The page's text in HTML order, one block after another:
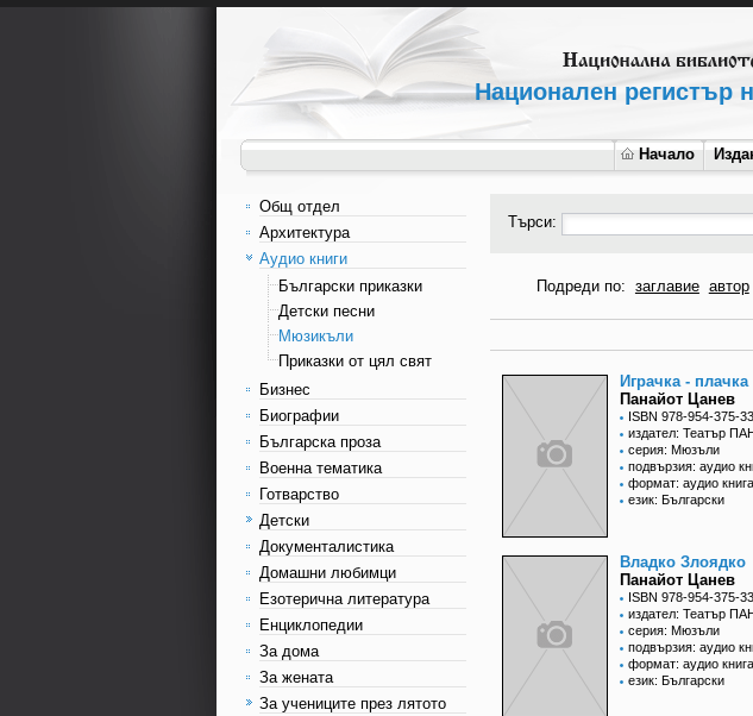
Национален регистър
Начало
Общ отдел
Архитектура
Аудио книги
Български приказки
Детски песни
Мюзикъли
Приказки от цял свят
Бизнес
Биографии
Българска проза
Военна тематика
Готварство
Детски
Документалистика
Домашни любимци
Езотерична литература
Енциклопедии
За дома
За жената
За учениците през лятото
Търси:
Подреди по: заглавие автор
Играчка - плачка
Панайот Цанев
ISBN 978-954-375-
издател: Театър
серия: Мюзъли
подвързия: аудио
формат: аудио книга
език: Български
Владко Злоядко
Панайот Цанев
ISBN 978-954-375-
издател: Театър
серия: Мюзъли
подвързия: аудио
формат: аудио книга
език: Български